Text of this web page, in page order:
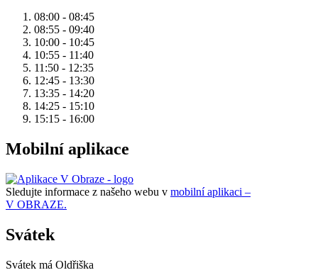
08:00 - 08:45
08:55 - 09:40
10:00 - 10:45
10:55 - 11:40
11:50 - 12:35
12:45 - 13:30
13:35 - 14:20
14:25 - 15:10
15:15 - 16:00
Mobilní aplikace
Sledujte informace z našeho webu v mobilní aplikaci –
V OBRAZE.
Svátek
Svátek má Oldřiška